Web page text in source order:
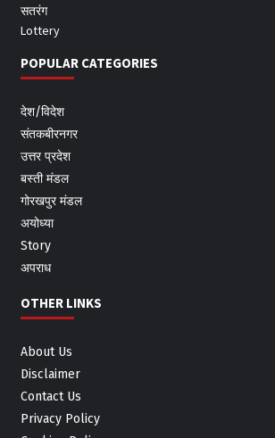
सतरंग
Lottery
POPULAR CATEGORIES
देश/विदेश
संतकबीरनगर
उत्तर प्रदेश
बस्ती मंडल
गोरखपुर मंडल
अयोध्या
Story
अपराध
OTHER LINKS
About Us
Disclaimer
Contact Us
Privacy Policy